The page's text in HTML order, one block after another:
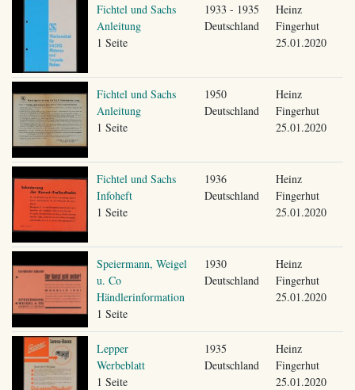
Fichtel und Sachs
Anleitung
1 Seite
1933 - 1935
Deutschland
Heinz
Fingerhut
25.01.2020
Fichtel und Sachs
Anleitung
1 Seite
1950
Deutschland
Heinz
Fingerhut
25.01.2020
Fichtel und Sachs
Infoheft
1 Seite
1936
Deutschland
Heinz
Fingerhut
25.01.2020
Speiermann, Weigel
u. Co
Händlerinformation
1 Seite
1930
Deutschland
Heinz
Fingerhut
25.01.2020
Lepper
Werbeblatt
1 Seite
1935
Deutschland
Heinz
Fingerhut
25.01.2020